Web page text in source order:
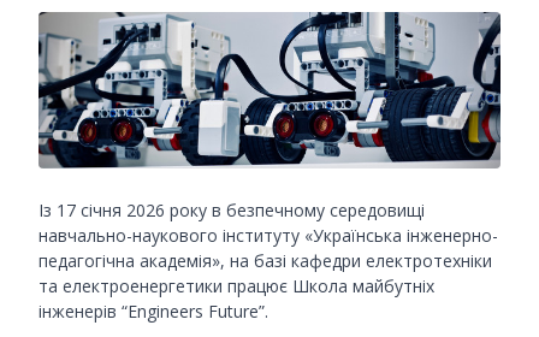
Із 17 січня 2026 року в безпечному середовищі
навчально-наукового інституту «Українська інженерно-
педагогічна академія», на базі кафедри електротехніки
та електроенергетики працює Школа майбутніх
інженерів “Engineers Future”.